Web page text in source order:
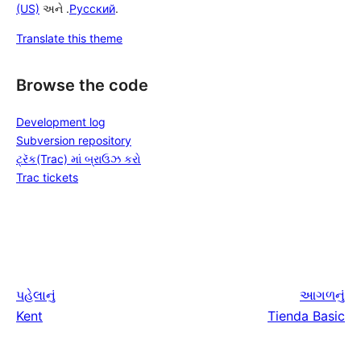
(US) અને .Русский.
Translate this theme
Browse the code
Development log
Subversion repository
ટ્રૅક(Trac) માં બ્રાઉઝ કરો
Trac tickets
પહેલાનું
Kent
આગળનું
Tienda Basic